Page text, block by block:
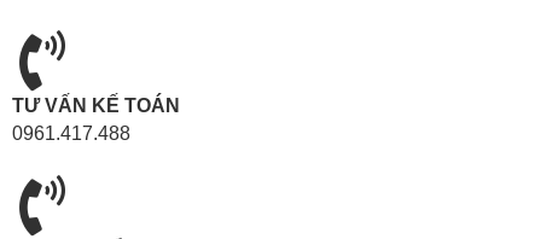
TƯ VẤN KẾ TOÁN
0961.417.488